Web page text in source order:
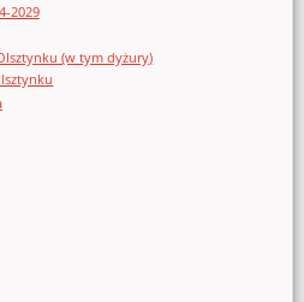
2029
(w tym dyżury)